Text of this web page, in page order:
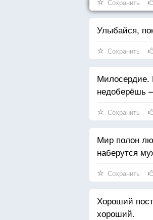
Сохранить
Улыбайся,
Сохранить
Милосердие.
недоберёшь
Сохранить
Мир полон
наберутся
Сохранить
Хороший
хороший.